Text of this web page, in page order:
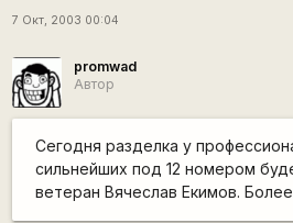
7 Окт, 2003 00:04
promwad
Автор
Сегодня разделка у
сильнейших под 12 номером
ветеран Вячеслав Екимов.